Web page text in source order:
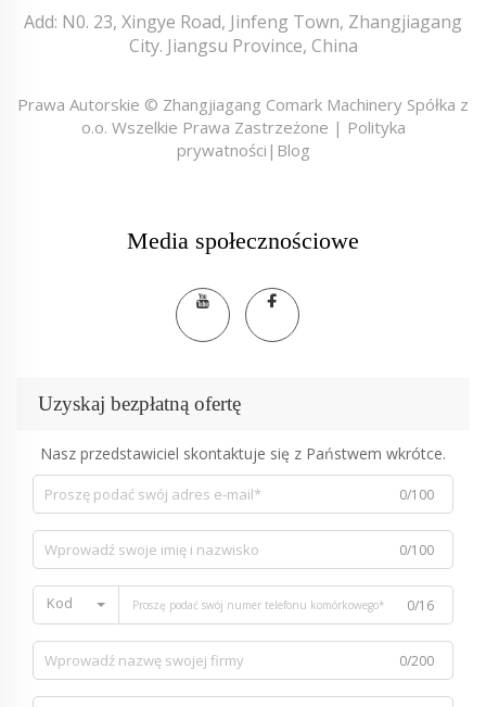
Add: N0. 23, Xingye Road, Jinfeng Town, Zhangjiagang
City. Jiangsu Province, China
Prawa Autorskie © Zhangjiagang Comark Machinery Spółka z
o.o. Wszelkie Prawa Zastrzeżone | Polityka
prywatności | Blog
Media społecznościowe
Uzyskaj bezpłatną ofertę
Nasz przedstawiciel skontaktuje się z Państwem wkrótce.
0/100
0/100
Kod 0/16
0/200